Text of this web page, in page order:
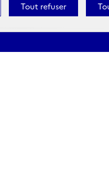
Tout refuser